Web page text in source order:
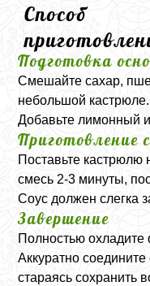
Способ
Подготовка
Смешайте сахар,
небольшой кастрюле.
Добавьте лимонный
Приготовление
Поставьте кастрюлю
смесь 2-3 минуты,
Соус должен слегка
Завершение
Полностью охладите
Аккуратно
стараясь сохранить